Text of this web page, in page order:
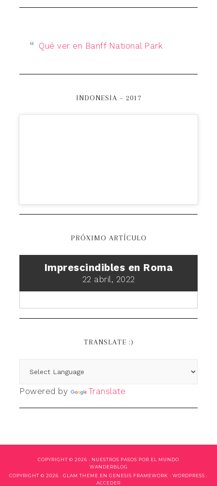
Qué ver en Banff National Park
INDONESIA – 2017
PRÓXIMO ARTÍCULO
Imprescindibles en Roma
22 abril, 2022
TRANSLATE :)
Powered by Translate
COPYRIGHT © 2026 · NUESTROS PASOS POR EL MUNDO
WANDERBLOG
COPYRIGHT © 2026 · GLAM THEME EN GENESIS FRAMEWORK · WORDPRESS ·
ACCEDER